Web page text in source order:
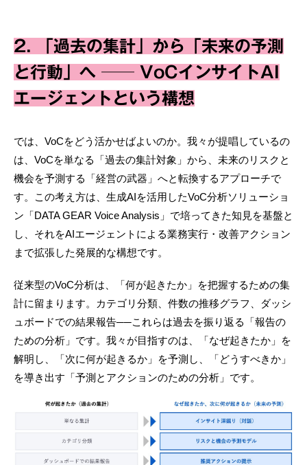
2. 「過去の集計」から「未来の予測
と行動」へ ── VoCインサイトAI
エージェントという構想
では、VoCをどう活かせばよいのか。我々が提唱しているの
は、VoCを単なる「過去の集計対象」から、未来のリスクと
機会を予測する「経営の武器」へと転換するアプローチで
す。この考え方は、生成AIを活用したVoC分析ソリューショ
ン「DATA GEAR Voice Analysis」で培ってきた知見を基盤と
し、それをAIエージェントによる業務実行・改善アクション
まで拡張した発展的な構想です。
従来型のVoC分析は、「何が起きたか」を把握するための集
計に留まります。カテゴリ分類、件数の推移グラフ、ダッシ
ュボードでの結果報告──これらは過去を振り返る「報告の
ための分析」です。我々が目指すのは、「なぜ起きたか」を
解明し、「次に何が起きるか」を予測し、「どうすべきか」
を導き出す「予測とアクションのための分析」です。